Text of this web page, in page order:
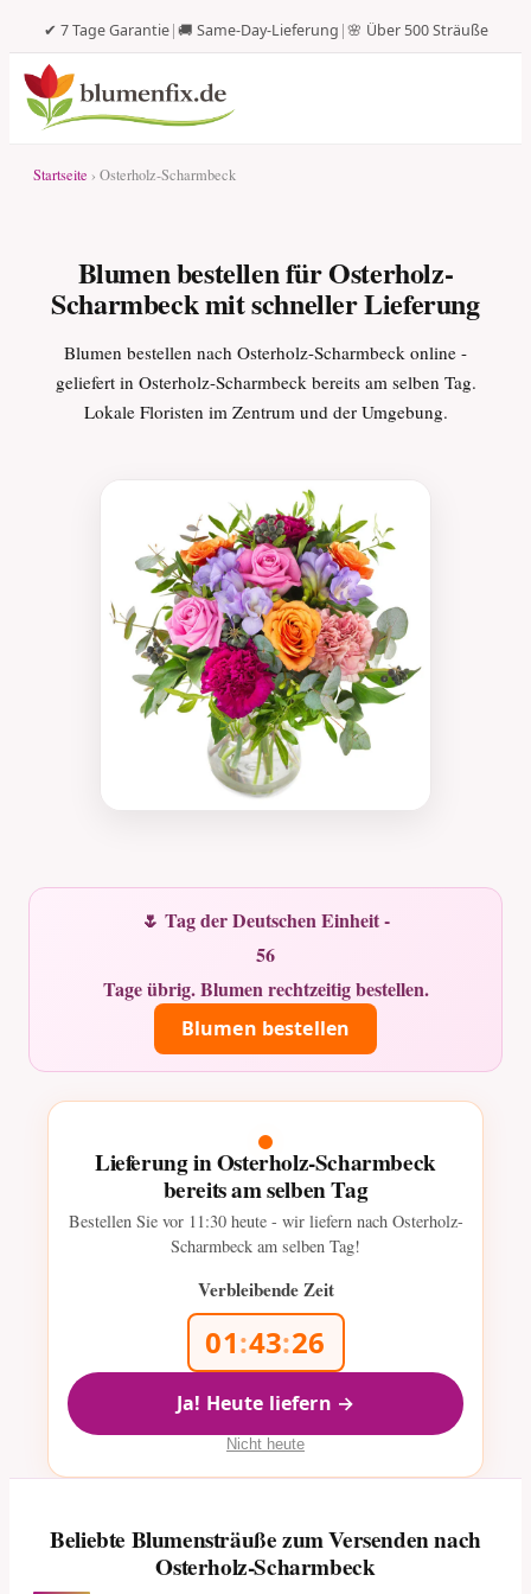
✔ 7 Tage Garantie|🚚 Same-Day-Lieferung |🌸 Über 500 Sträuße
Startseite › Osterholz-Scharmbeck
Blumen bestellen für Osterholz-
Scharmbeck mit schneller Lieferung
Blumen bestellen nach Osterholz-Scharmbeck online -
geliefert in Osterholz-Scharmbeck bereits am selben Tag.
Lokale Floristen im Zentrum und der Umgebung.
🌷 Tag der Deutschen Einheit -
56
Tage übrig. Blumen rechtzeitig bestellen.
Blumen bestellen
Lieferung in Osterholz-Scharmbeck
bereits am selben Tag
Bestellen Sie vor 11:30heute - wir liefern nach Osterholz-
Scharmbeck am selben Tag!
Verbleibende Zeit
01:43:26
Ja! Heute liefern →
Nicht heute
Beliebte Blumensträuße zum Versenden nach
Osterholz-Scharmbeck